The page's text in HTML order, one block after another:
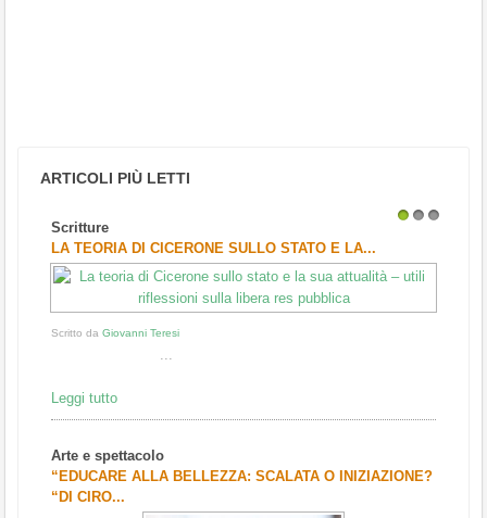
ARTICOLI PIÙ LETTI
Scritture
LA TEORIA DI CICERONE SULLO STATO E LA...
Scritto da Giovanni Teresi
...
Leggi tutto
Arte e spettacolo
“EDUCARE ALLA BELLEZZA: SCALATA O INIZIAZIONE?
“DI CIRO...